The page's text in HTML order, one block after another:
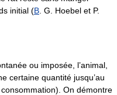
initial (B . G. Hoebel et P.
ou imposée, l’animal,
certaine quantité jusqu’au
On démontre